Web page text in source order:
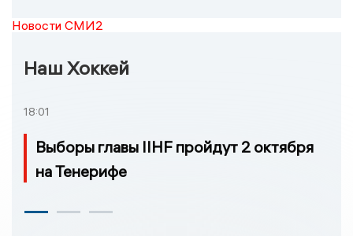
Новости СМИ2
Наш Хоккей
18:01
Выборы главы IIHF пройдут 2 октября
на Тенерифе